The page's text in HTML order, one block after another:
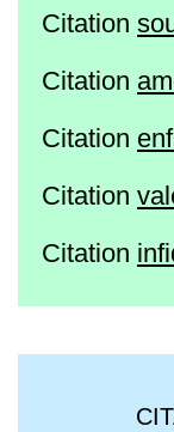
Citation
Citation
Citation
Citation
Citation